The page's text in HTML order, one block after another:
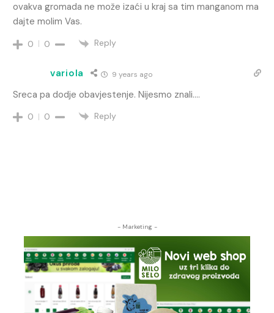
ovakva gromada ne može izaći u kraj sa tim manganom ma
dajte molim Vas.
0 0 Reply
variola 9 years ago
Sreca pa dodje obavjestenje. Nijesmo znali….
0 0 Reply
- Marketing -